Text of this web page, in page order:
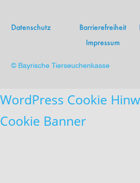
Datenschutz Barrierefreiheit
Impressum
© Bayrische Tierseuchenkasse
WordPress Cookie
Cookie Banner